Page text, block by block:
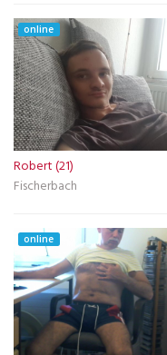
online
Robert (21)
Fischerbach
online